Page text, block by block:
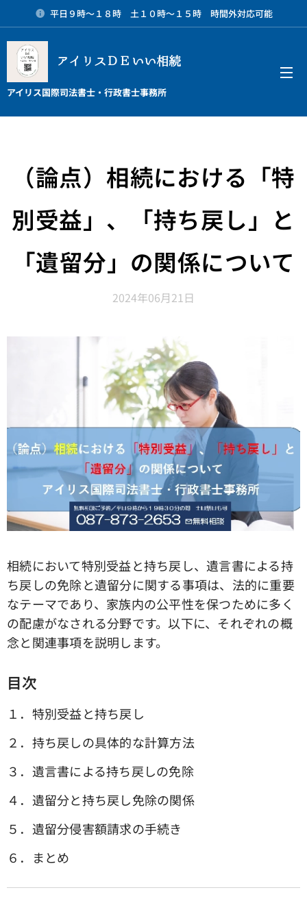
平日９時～１８時 土１０時～１５時 時間外対応可能
アイリスＤＥいい相続
アイリス国際司法書士・行政書士事務所
（論点）相続における「特
別受益」、「持ち戻し」と
「遺留分」の関係について
2024年06月21日
相続において特別受益と持ち戻し、遺言書による持
ち戻しの免除と遺留分に関する事項は、法的に重要
なテーマであり、家族内の公平性を保つために多く
の配慮がなされる分野です。以下に、それぞれの概
念と関連事項を説明します。
目次
１．特別受益と持ち戻し
２．持ち戻しの具体的な計算方法
３．遺言書による持ち戻しの免除
４．遺留分と持ち戻し免除の関係
５．遺留分侵害額請求の手続き
６．まとめ